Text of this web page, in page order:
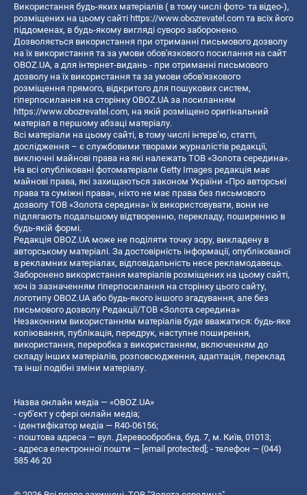
Використання будь-яких матеріалів ( в тому числі фото- та відео-),
розміщених на цьому сайті https://www.obozrevatel.com та всіх його
піддоменах, в будь-якому вигляді суворо заборонено.
Дозволяється використання при отриманні письмового дозволу
на їх використання та за умови обов'язкового посилання на сайт
OBOZ.UA, а для інтернет-видань - при отриманні письмового
дозволу на їх використання та за умови обов'язкового
розміщення прямого, відкритого для пошукових систем,
гіперпосилання на сторінку OBOZ.UA за посиланням
https://www.obozrevatel.com, на якій розміщено оригінальний
матеріал в першому абзаці матеріалу.
Всі матеріали на цьому сайті, в тому числі інтерв’ю, статті,
дослідження – є службовими творами журналістів редакції,
виключні майнові права на які належать ТОВ «Золота середина».
На всі опубліковані фотоматеріали Getty Images редакція має
майнові права, які захищаються законом України «Про авторські
права та суміжні права», ніхто не має права без письмового
дозволу ТОВ «Золота середина» їх використовувати, вони не
підлягають подальшому відтворенню, перекладу, поширенню в
будь-якій формі.
Редакція OBOZ.UA може не поділяти точку зору, викладену в
авторському матеріалі. За достовірність інформації, опублікованої
в рекламних матеріалах, відповідальність несе рекламодавець.
Заборонено використання матеріалів розміщених на цьому сайті,
хоч із зазначенням гіперпосилання на сторінку цього сайту,
логотипу OBOZ.UA або будь-якого іншого згадування, але без
письмового дозволу Редакції/ТОВ «Золота середина»
Незаконним використанням матеріалів буде вважатися: будь-яке
копiювання, публiкацiя, передрук, наступне поширення,
використання, переробка з використанням, включенням до
складу інших матеріалів, розповсюдження, адаптація, переклад
та інші подібні зміни матеріалу.
Назва онлайн медіа — «OBOZ.UA»
- суб'єкт у сфері онлайн медіа;
- ідентифікатор медіа — R40-06156;
- поштова адреса — вул. Деревообробна, буд. 7, м. Київ, 01013;
- адреса електронної пошти — [email protected]; - телефон — (044)
585 46 20